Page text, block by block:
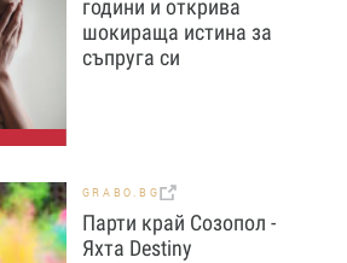
години и открива
шокираща истина за
съпруга си
GRABO.BG
Парти край Созопол -
Яхта Destiny